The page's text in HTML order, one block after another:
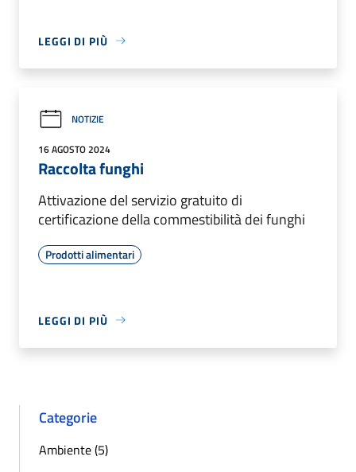
LEGGI DI PIÙ
NOTIZIE
16 AGOSTO 2024
Raccolta funghi
Attivazione del servizio gratuito di
certificazione della commestibilità dei funghi
Prodotti alimentari
LEGGI DI PIÙ
Categorie
Ambiente (5)